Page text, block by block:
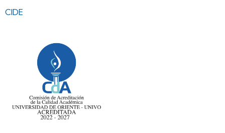
CIDE